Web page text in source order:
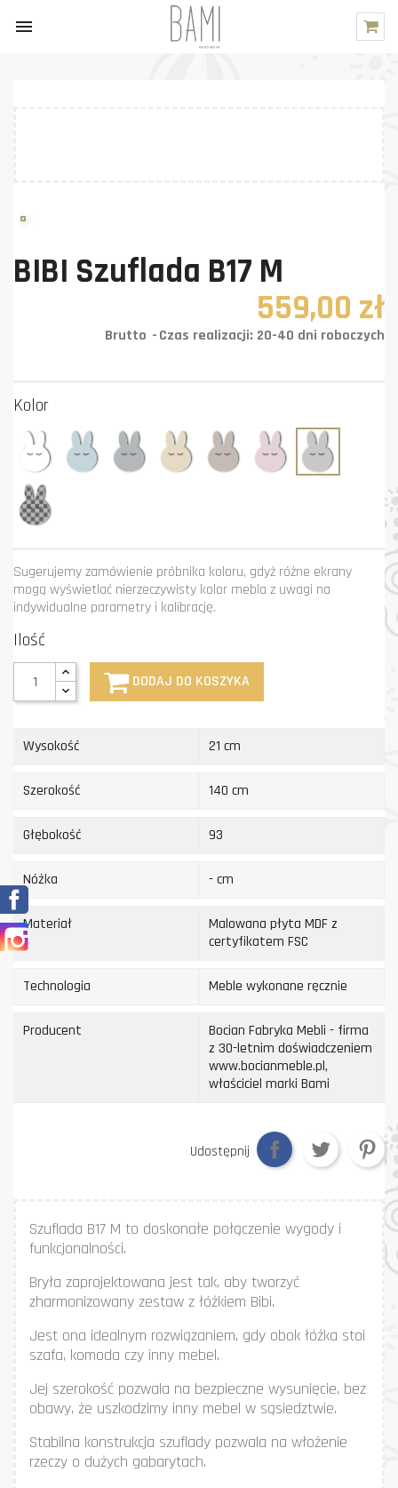

BIBI Szuflada B17 M
559,00 zł
Brutto Czas realizacji: 20-40 dni roboczych
Kolor
Biały Błękit Grafit Krem Mastik Róż
Sugerujemy zamówienie próbnika koloru, gdyż różne ekrany
mogą wyświetlać nierzeczywisty kolor mebla z uwagi na
indywidualne parametry i kalibrację.
Ilość
DODAJ DO KOSZYKA
Wysokość 21 cm
Szerokość 140 cm
Głębokość 93
Nóżka - cm
Materiał
Malowana płyta MDF z
certyfikatem FSC
Technologia Meble wykonane ręcznie
Producent
Bocian Fabryka Mebli - firma
z 30-letnim doświadczeniem
www.bocianmeble.pl,
właściciel marki Bami
Udostępnij
Szuflada B17 M to doskonałe połączenie wygody i
funkcjonalności.
Bryła zaprojektowana jest tak, aby tworzyć
zharmonizowany zestaw z łóżkiem Bibi.
Jest ona idealnym rozwiązaniem, gdy obok łóżka stoi
szafa, komoda czy inny mebel.
Jej szerokość pozwala na bezpieczne wysunięcie, bez
obawy, że uszkodzimy inny mebel w sąsiedztwie.
Stabilna konstrukcja szuflady pozwala na włożenie
rzeczy o dużych gabarytach.
Instagram